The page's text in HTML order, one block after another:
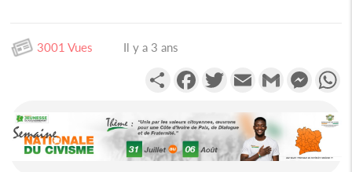
3001 Vues Il y a 3 ans
PartagerFacebookTwitterEmail Gmail